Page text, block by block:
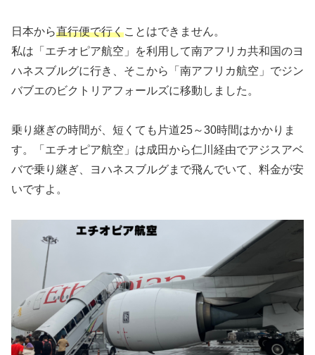
日本から直行便で行くことはできません。
私は「エチオピア航空」を利用して南アフリカ共和国のヨ
ハネスブルグに行き、そこから「南アフリカ航空」でジン
バブエのビクトリアフォールズに移動しました。
乗り継ぎの時間が、短くても片道25～30時間はかかりま
す。「エチオピア航空」は成田から仁川経由でアジスアベ
バで乗り継ぎ、ヨハネスブルグまで飛んでいて、料金が安
いですよ。